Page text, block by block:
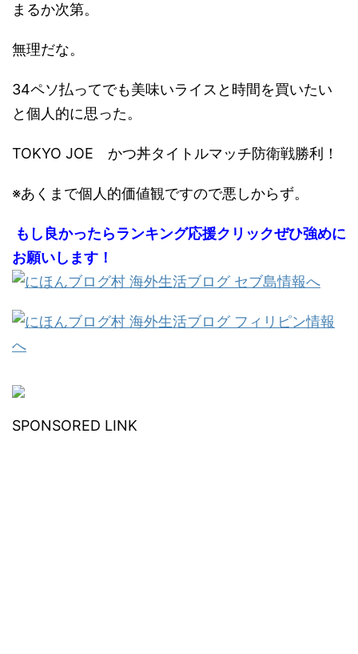
まるか次第。
無理だな。
34ペソ払ってでも美味いライスと時間を買いたい
と個人的に思った。
TOKYO JOE かつ丼タイトルマッチ防衛戦勝利！
※あくまで個人的価値観ですので悪しからず。
もし良かったらランキング応援クリックぜひ強めに
お願いします！
SPONSORED LINK